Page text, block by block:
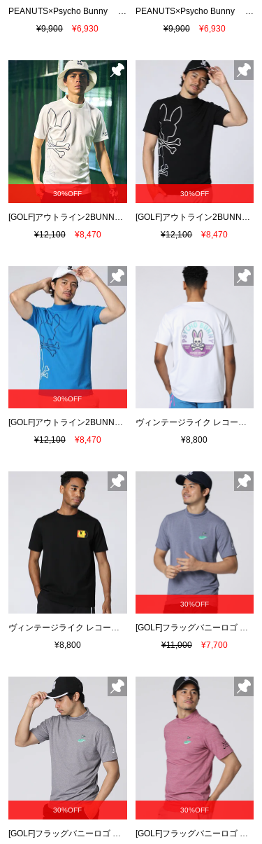
PEANUTS×Psycho Bunny Tシャツ
¥9,900
¥6,930
PEANUTS×Psycho Bunny Tシャツ
¥9,900
¥6,930
30%OFF
¥12,100
¥8,470
30%OFF
¥12,100
¥8,470
30%OFF
[GOLF]アウトライン2BUNNY ドライメッシュモックネックTシャツ
¥12,100
¥8,470
ヴィンテージライク レコードバックプリントTシャツ
¥8,800
ヴィンテージライク レコードバックプリントTシャツ
¥8,800
30%OFF
[GOLF]フラッグバニーロゴ メランジモックネックTシャツ
¥11,000
¥7,700
30%OFF
[GOLF]フラッグバニーロゴ メランジモックネックTシャツ
30%OFF
[GOLF]フラッグバニーロゴ メランジモックネックTシャツ